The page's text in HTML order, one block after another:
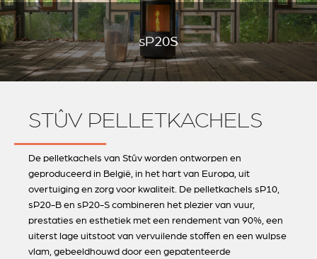
sP20S
STÛV PELLETKACHELS
De pelletkachels van Stûv worden ontworpen en
geproduceerd in België, in het hart van Europa, uit
overtuiging en zorg voor kwaliteit. De pelletkachels sP10,
sP20-B en sP20-S combineren het plezier van vuur,
prestaties en esthetiek met een rendement van 90%, een
uiterst lage uitstoot van vervuilende stoffen en een wulpse
vlam, gebeeldhouwd door een gepatenteerde